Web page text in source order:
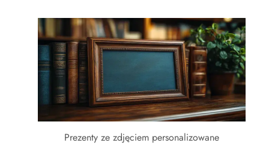
Prezenty ze zdjęciem personalizowane